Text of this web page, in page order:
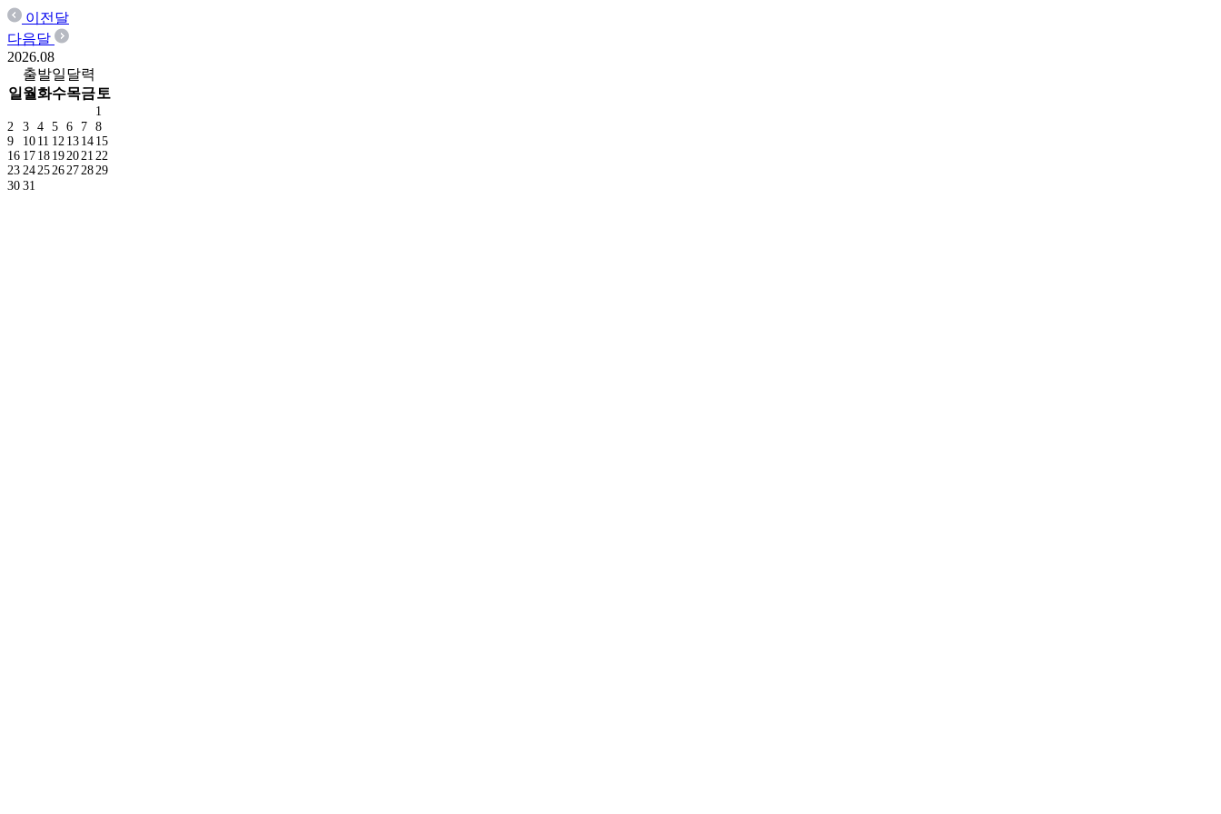
이전달
다음달
2026.08
출발일달력
일 월화수목금토
1
2
3 4 5 6 7 8
9
10 11 12 13 14 15
16 17 18 192021 22
23 242526272829
30 31